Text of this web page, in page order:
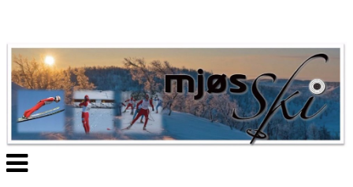
Veksle
navigasjon